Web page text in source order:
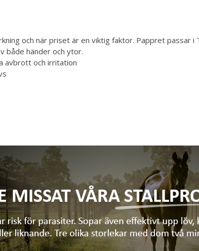
och när priset är en viktig faktor. Pappret passar
både händer och ytor.
avbrott och irritation